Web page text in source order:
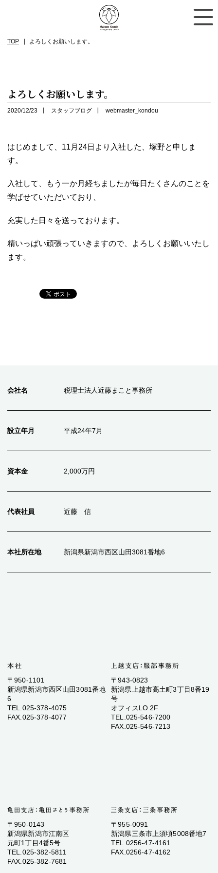
TOP よろしくお願いします。
よろしくお願いします。
2020/12/23 スタッフブログ webmaster_kondou
はじめまして、11月24日より入社した、塚野と申しま
す。
入社して、もう一か月経ちましたが毎日たくさんのことを
学ばせていただいており、
充実した日々を送っております。
精いっぱい頑張っていきますので、よろしくお願いいたし
ます。
会社名 税理士法人近藤まこと事務所
設立年月 平成24年7月
資本金 2,000万円
代表社員 近藤 信
本社所在地 新潟県新潟市西区山田3081番地6
〒950-1101
新潟県新潟市西区山田3081番地
6
TEL.025-378-4075
FAX.025-378-4077
〒943-0823
新潟県上越市高土町3丁目8番19
号
オフィスLO 2F
TEL.025-546-7200
FAX.025-546-7213
〒950-0143
新潟県新潟市江南区
元町1丁目4番5号
TEL.025-382-5811
FAX.025-382-7681
〒955-0091
新潟県三条市上須頃5008番地7
TEL.0256-47-4161
FAX.0256-47-4162